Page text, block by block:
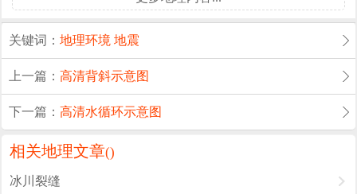
关键词：地理环境 地震
上一篇：高清背斜示意图
下一篇：高清水循环示意图
相关地理文章()
冰川裂缝